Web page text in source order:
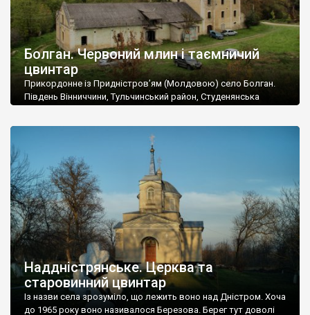
Болган. Червоний млин і таємничий
цвинтар
Прикордонне із Придністров’ям (Молдовою) село Болган.
Південь Вінниччини, Тульчинський район, Студенянська
старовинний цвинтар із кам’яними хрестами. Всі епітафії, які
збереглися, написані кирилицею, церковнослов’янською
мовою. За всіма традиційними ознаками – цвинтар
український. Хрести датуються 19 століттям. У 1924-1940
роках Болган […]
Наддністрянське. Церква та
старовинний цвинтар
Із назви села зрозуміло, що лежить воно над Дністром. Хоча
до 1965 року воно називалося Березова. Берег тут доволі